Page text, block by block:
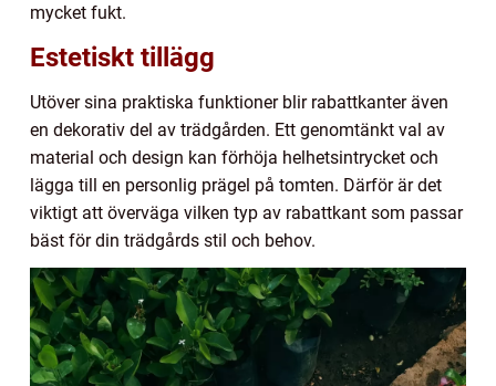
mycket fukt.
Estetiskt tillägg
Utöver sina praktiska funktioner blir rabattkanter även
en dekorativ del av trädgården. Ett genomtänkt val av
material och design kan förhöja helhetsintrycket och
lägga till en personlig prägel på tomten. Därför är det
viktigt att överväga vilken typ av rabattkant som passar
bäst för din trädgårds stil och behov.